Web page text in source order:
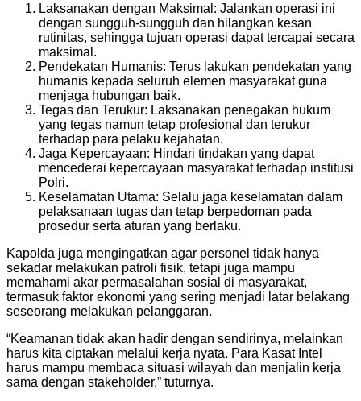
Laksanakan dengan Maksimal: Jalankan operasi ini
dengan sungguh-sungguh dan hilangkan kesan
rutinitas, sehingga tujuan operasi dapat tercapai secara
maksimal.
Pendekatan Humanis: Terus lakukan pendekatan yang
humanis kepada seluruh elemen masyarakat guna
menjaga hubungan baik.
Tegas dan Terukur: Laksanakan penegakan hukum
yang tegas namun tetap profesional dan terukur
terhadap para pelaku kejahatan.
Jaga Kepercayaan: Hindari tindakan yang dapat
mencederai kepercayaan masyarakat terhadap institusi
Polri.
Keselamatan Utama: Selalu jaga keselamatan dalam
pelaksanaan tugas dan tetap berpedoman pada
prosedur serta aturan yang berlaku.
Kapolda juga mengingatkan agar personel tidak hanya
sekadar melakukan patroli fisik, tetapi juga mampu
memahami akar permasalahan sosial di masyarakat,
termasuk faktor ekonomi yang sering menjadi latar belakang
seseorang melakukan pelanggaran.
“Keamanan tidak akan hadir dengan sendirinya, melainkan
harus kita ciptakan melalui kerja nyata. Para Kasat Intel
harus mampu membaca situasi wilayah dan menjalin kerja
sama dengan stakeholder,” tuturnya.